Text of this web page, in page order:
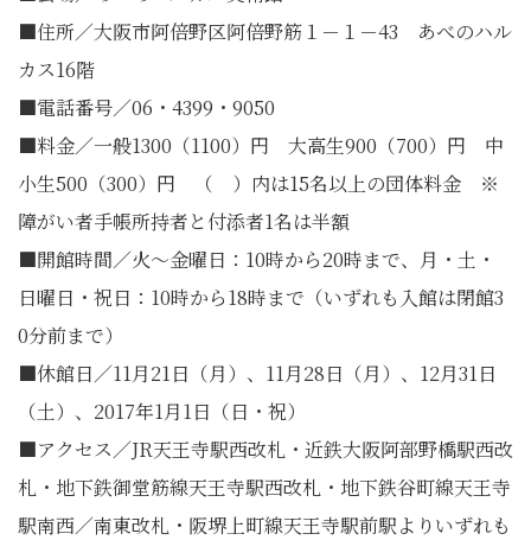
■住所／大阪市阿倍野区阿倍野筋１－１－43 あべのハル
カス16階
■電話番号／06・4399・9050
■料金／一般1300（1100）円 大高生900（700）円 中
小生500（300）円 （ ）内は15名以上の団体料金 ※
障がい者手帳所持者と付添者1名は半額
■開館時間／火～金曜日：10時から20時まで、月・土・
日曜日・祝日：10時から18時まで（いずれも入館は閉館3
0分前まで）
■休館日／11月21日（月）、11月28日（月）、12月31日
（土）、2017年1月1日（日・祝）
■アクセス／JR天王寺駅西改札・近鉄大阪阿部野橋駅西改
札・地下鉄御堂筋線天王寺駅西改札・地下鉄谷町線天王寺
駅南西／南東改札・阪堺上町線天王寺駅前駅よりいずれも